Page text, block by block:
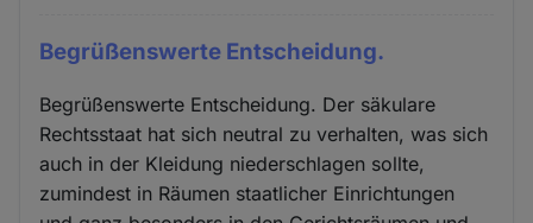
Begrüßenswerte Entscheidung.
Begrüßenswerte Entscheidung. Der säkulare
Rechtsstaat hat sich neutral zu verhalten, was sich
auch in der Kleidung niederschlagen sollte,
zumindest in Räumen staatlicher Einrichtungen